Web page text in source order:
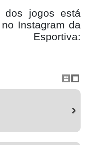
dos jogos está
Instagram da